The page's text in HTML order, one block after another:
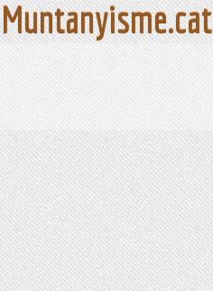
Muntanyisme.cat